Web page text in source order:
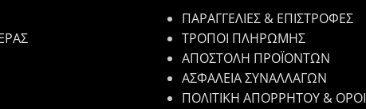
ΠΑΡΑΓΓΕΛΙΕΣ & ΕΠΙΣΤΡΟΦΕΣ
ΤΡΟΠΟΙ ΠΛΗΡΩΜΗΣ
ΑΠΟΣΤΟΛΗ ΠΡΟΪΟΝΤΩΝ
ΑΣΦΑΛΕΙΑ ΣΥΝΑΛΛΑΓΩΝ
ΠΟΛΙΤΙΚΗ ΑΠΟΡΡΗΤΟΥ & ΟΡΟΙ